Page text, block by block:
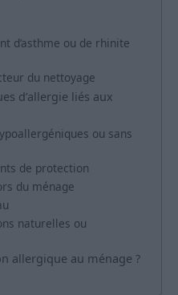
d’asthme ou de rhinite
du nettoyage
d’allergie liés aux
ou sans
de protection
du ménage
naturelles ou
allergique au ménage ?